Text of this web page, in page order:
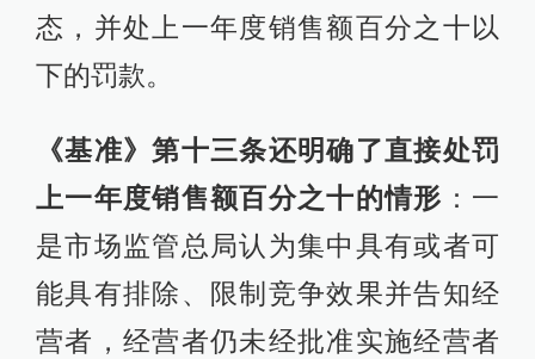
态，并处上一年度销售额百分之十以
下的罚款。
《基准》第十三条还明确了直接处罚
上一年度销售额百分之十的情形 ：一
是市场监管总局认为集中具有或者可
能具有排除、限制竞争效果并告知经
营者，经营者仍未经批准实施经营者